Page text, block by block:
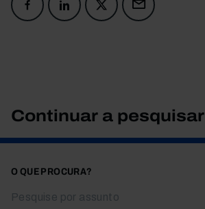
Continuar a pesquisar
O QUE PROCURA?